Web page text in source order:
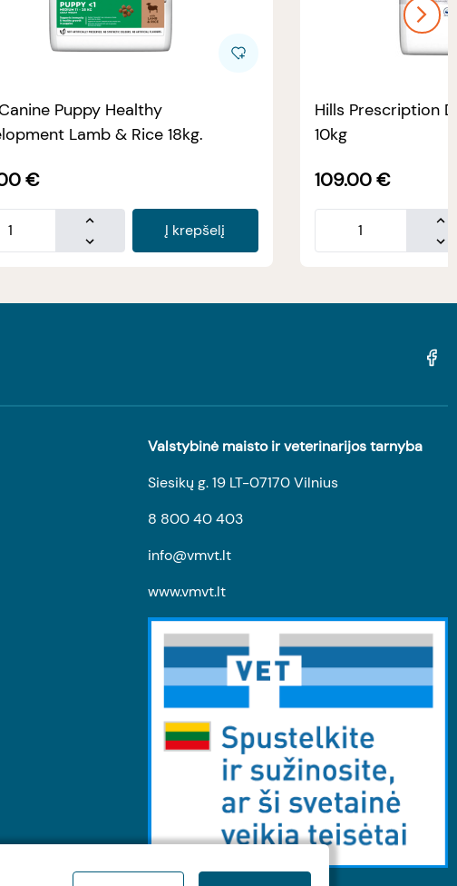
Puppy Healthy
Lamb & Rice 18kg.
€
Į krepšelį
Hills Prescription
10kg
109.00 €
Valstybinė maisto ir veterinarijos tarnyba
Siesikų g. 19 LT-07170 Vilnius
8 800 40 403
info@vmvt.lt
www.vmvt.lt